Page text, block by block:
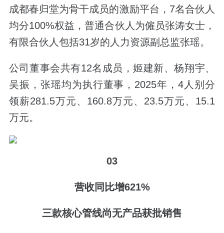
成都春归堂为骨干成员的激励平台，7名合伙人
均分100%权益，普通合伙人为僱员张涛女士，
有限合伙人包括31岁的人力资源副总监张瑶。
公司董事会共有12名成员，姬建新、杨翔宇、
吴振，张瑶均为执行董事，2025年，4人别分
领薪281.5万元、160.8万元、23.5万元、15.1
万元。
03
营收同比增621%
三款核心管线尚无产品获批销售